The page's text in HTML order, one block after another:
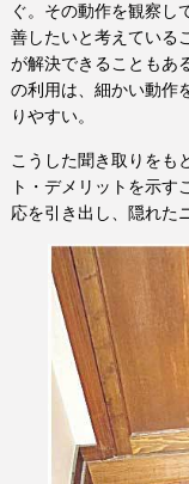
ぐ。その動作を観察し
善したいと考えている
が解決できることもあ
の利用は、細かい動作
りやすい。
こうした聞き取りをも
ト・デメリットを示す
応を引き出し、隠れた